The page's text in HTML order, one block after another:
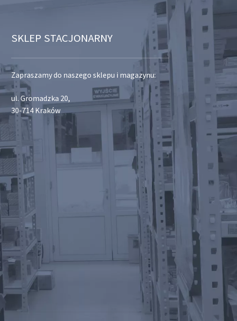
SKLEP STACJONARNY
Zapraszamy do naszego sklepu i magazynu:
ul. Gromadzka 20,
30-714 Kraków